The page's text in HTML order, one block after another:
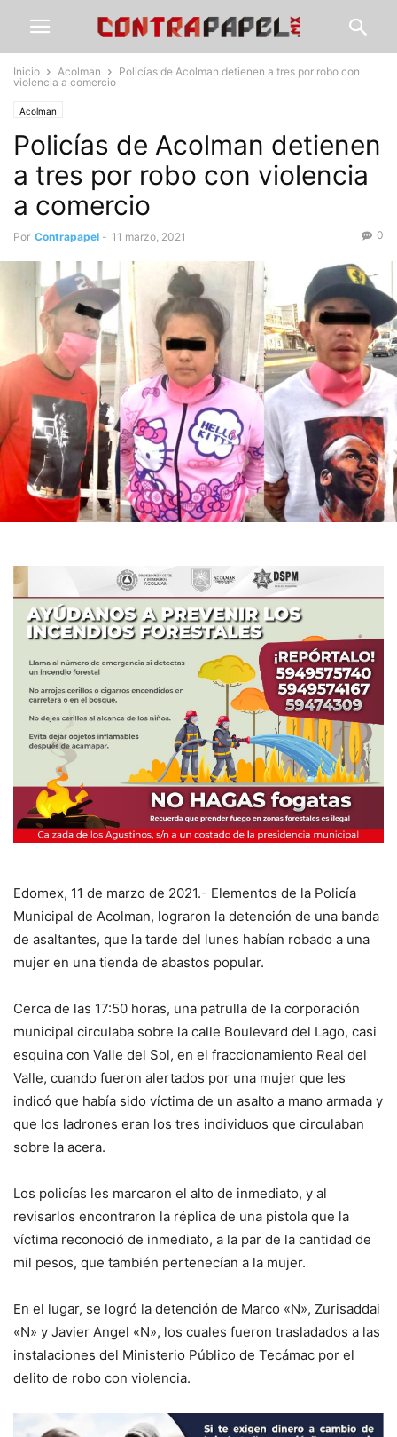
Inicio Acolman
Policías de Acolman detienen a tres por robo con
violencia a comercio
Acolman
Policías de Acolman detienen
a tres por robo con violencia
a comercio
Por Contrapapel - 11 marzo, 2021 0
Edomex, 11 de marzo de 2021.- Elementos de la Policía
Municipal de Acolman, lograron la detención de una banda
de asaltantes, que la tarde del lunes habían robado a una
mujer en una tienda de abastos popular.
Cerca de las 17:50 horas, una patrulla de la corporación
municipal circulaba sobre la calle Boulevard del Lago, casi
esquina con Valle del Sol, en el fraccionamiento Real del
Valle, cuando fueron alertados por una mujer que les
indicó que había sido víctima de un asalto a mano armada y
que los ladrones eran los tres individuos que circulaban
sobre la acera.
Los policías les marcaron el alto de inmediato, y al
revisarlos encontraron la réplica de una pistola que la
víctima reconoció de inmediato, a la par de la cantidad de
mil pesos, que también pertenecían a la mujer.
En el lugar, se logró la detención de Marco «N», Zurisaddai
«N» y Javier Angel «N», los cuales fueron trasladados a las
instalaciones del Ministerio Público de Tecámac por el
delito de robo con violencia.